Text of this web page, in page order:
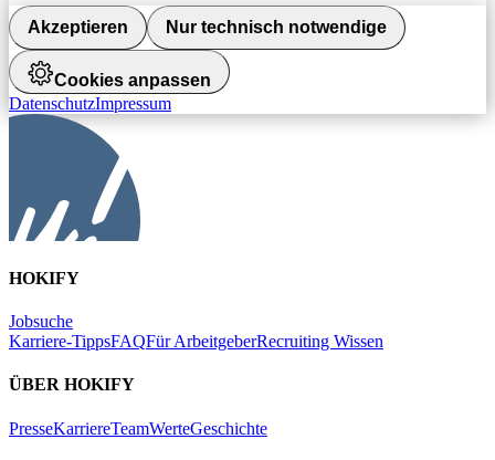
Akzeptieren Nur technisch notwendige
Cookies anpassen
DatenschutzImpressum
HOKIFY
Jobsuche
Karriere-TippsFAQFür ArbeitgeberRecruiting Wissen
ÜBER HOKIFY
PresseKarriereTeamWerteGeschichte